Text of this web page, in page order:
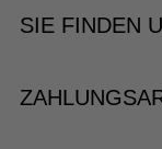
SIE FINDEN